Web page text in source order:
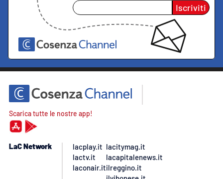
Iscriviti
Scarica tutte le nostre app!
LaC Network
lacplay.it
lactv.it
laconair.it
lacitymag.it
lacapitalenews.it
ilreggino.it